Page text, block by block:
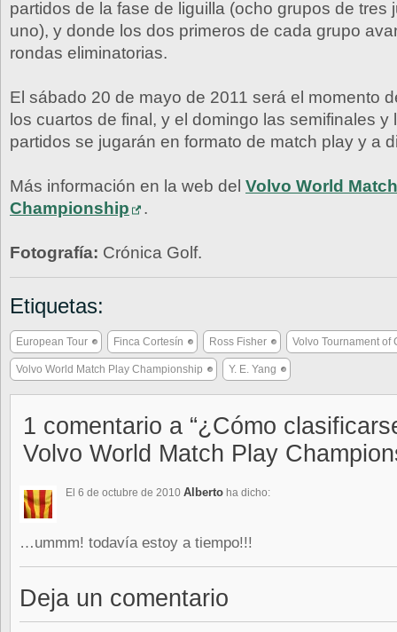
partidos de la fase de liguilla (ocho grupos de tres
uno), y donde los dos primeros de cada grupo
rondas eliminatorias.
El sábado 20 de mayo de 2011 será el momento
los cuartos de final, y el domingo las semifinales y
partidos se jugarán en formato de match play y a
Más información en la web del Volvo World
Championship
.
Fotografía: Crónica Golf.
Etiquetas:
European Tour Finca Cortesín Ross Fisher Volvo Tournament of
Volvo World Match Play Championship Y. E. Yang
1 comentario a “¿Cómo
Volvo World Match Play
El 6 de octubre de 2010 Alberto ha dicho:
…ummm! todavía estoy a tiempo!!!
Deja un comentario